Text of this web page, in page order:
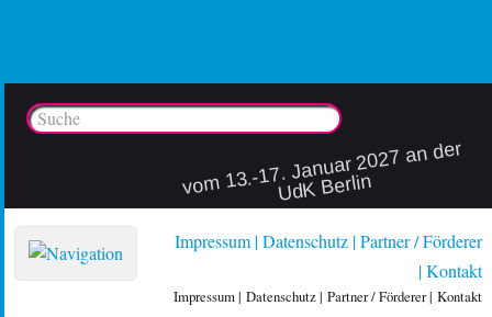
vo
m 13.-17. Januar 2027 an der
UdK Berlin
Impressum Datenschutz Partner / Förderer
Kontakt
Impressum Datenschutz Partner / Förderer Kontakt